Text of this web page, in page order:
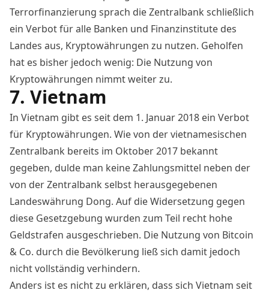
Terrorfinanzierung sprach die Zentralbank schließlich
ein Verbot für alle Banken und Finanzinstitute des
Landes aus, Kryptowährungen zu nutzen. Geholfen
hat es bisher jedoch wenig: Die Nutzung von
Kryptowährungen nimmt weiter zu.
7. Vietnam
In Vietnam gibt es seit dem 1. Januar 2018 ein Verbot
für Kryptowährungen. Wie von der vietnamesischen
Zentralbank bereits im Oktober 2017 bekannt
gegeben, dulde man keine Zahlungsmittel neben der
von der Zentralbank selbst herausgegebenen
Landeswährung Dong. Auf die Widersetzung gegen
diese Gesetzgebung wurden zum Teil recht hohe
Geldstrafen ausgeschrieben. Die Nutzung von Bitcoin
& Co. durch die Bevölkerung ließ sich damit jedoch
nicht vollständig verhindern.
Anders ist es nicht zu erklären, dass sich Vietnam seit